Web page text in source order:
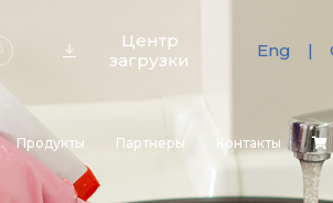
Центр
загрузки
Eng
Продукты Партнеры Контакты